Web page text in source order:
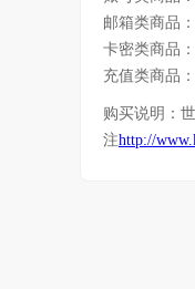
邮箱类商品
卡密类商品
充值类商品
购买说明：
注http://